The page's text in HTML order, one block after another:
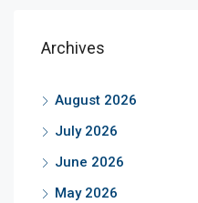
Archives
August 2026
July 2026
June 2026
May 2026